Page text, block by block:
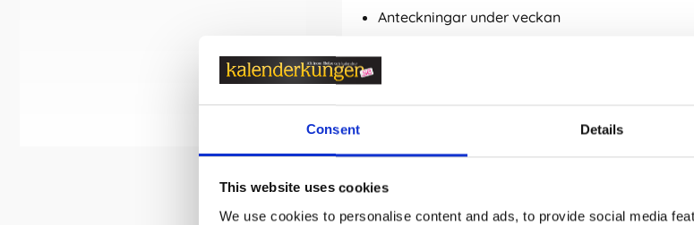
Consent Details
This website uses cookies
We use cookies to personalise content and ads, to provide social media
Anteckningar under veckan
Många väljer en A5 kalender eftersom den
Hos Kalenderkungen finns veckokalendrar från